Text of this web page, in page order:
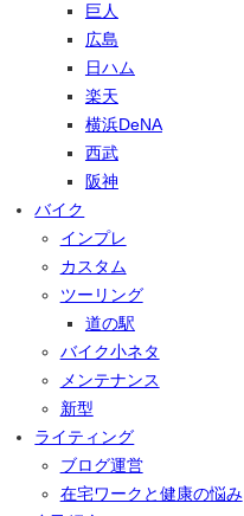
巨人
広島
日ハム
楽天
横浜DeNA
西武
阪神
バイク
インプレ
カスタム
ツーリング
道の駅
バイク小ネタ
メンテナンス
新型
ライティング
ブログ運営
在宅ワークと健康の悩み